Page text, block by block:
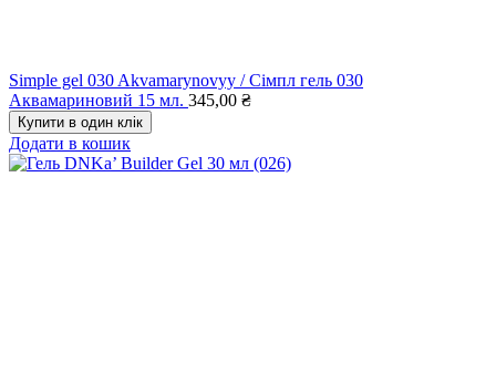
Simple gel 030 Akvamarynovyy / Сімпл гель 030
Аквамариновий 15 мл. 345,00 ₴
Купити в один клік
Додати в кошик